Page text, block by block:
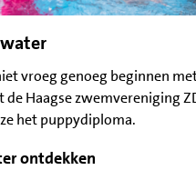
vroeg genoeg beginnen
de Haagse zwemvereniging
het puppydiploma.
ontdekken